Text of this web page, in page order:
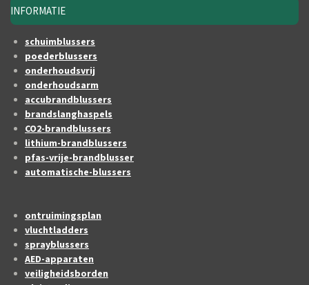
INFORMATIE
schuimblussers
poederblussers
onderhoudsvrij
onderhoudsarm
accubrandblussers
brandslanghaspels
CO2-brandblussers
lithium-brandblussers
pfas-vrije-brandblusser
automatische-blussers
ontruimingsplan
vluchtladders
sprayblussers
AED-apparaten
veiligheidsborden